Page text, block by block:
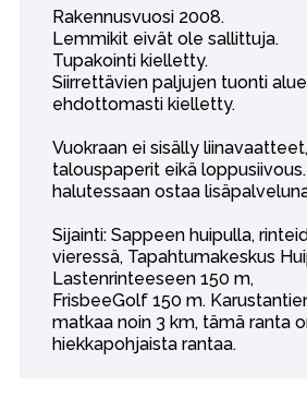
Rakennusvuosi 2008.
Lemmikit eivät ole sallittuja.
Tupakointi kielletty.
Siirrettävien paljujen tuonti
ehdottomasti kielletty.
Vuokraan ei sisälly
talouspaperit eikä
halutessaan ostaa
Sijainti: Sappeen huipulla,
vieressä, Tapahtumakeskus
Lastenrinteeseen 150 m,
FrisbeeGolf 150 m.
matkaa noin 3 km, tämä ranta
hiekkapohjaista rantaa.